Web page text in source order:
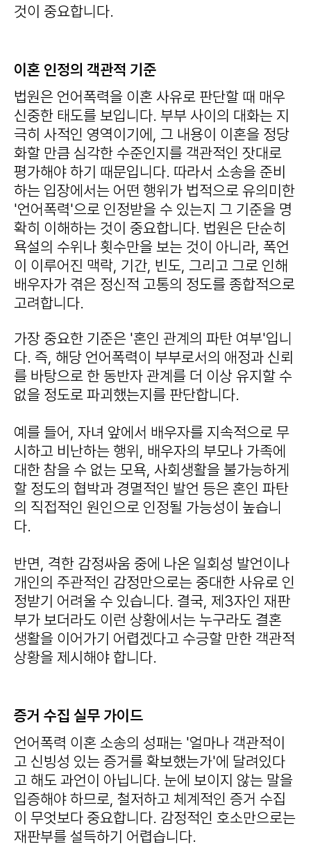
것이 중요합니다.
이혼 인정의 객관적 기준
법원은 언어폭력을 이혼 사유로 판단할 때 매우
신중한 태도를 보입니다. 부부 사이의 대화는 지
극히 사적인 영역이기에, 그 내용이 이혼을 정당
화할 만큼 심각한 수준인지를 객관적인 잣대로
평가해야 하기 때문입니다. 따라서 소송을 준비
하는 입장에서는 어떤 행위가 법적으로 유의미한
'언어폭력'으로 인정받을 수 있는지 그 기준을 명
확히 이해하는 것이 중요합니다. 법원은 단순히
욕설의 수위나 횟수만을 보는 것이 아니라, 폭언
이 이루어진 맥락, 기간, 빈도, 그리고 그로 인해
배우자가 겪은 정신적 고통의 정도를 종합적으로
고려합니다.
가장 중요한 기준은 '혼인 관계의 파탄 여부'입니
다. 즉, 해당 언어폭력이 부부로서의 애정과 신뢰
를 바탕으로 한 동반자 관계를 더 이상 유지할 수
없을 정도로 파괴했는지를 판단합니다.
예를 들어, 자녀 앞에서 배우자를 지속적으로 무
시하고 비난하는 행위, 배우자의 부모나 가족에
대한 참을 수 없는 모욕, 사회생활을 불가능하게
할 정도의 협박과 경멸적인 발언 등은 혼인 파탄
의 직접적인 원인으로 인정될 가능성이 높습니
다.
반면, 격한 감정싸움 중에 나온 일회성 발언이나
개인의 주관적인 감정만으로는 중대한 사유로 인
정받기 어려울 수 있습니다. 결국, 제3자인 재판
부가 보더라도 이런 상황에서는 누구라도 결혼
생활을 이어가기 어렵겠다고 수긍할 만한 객관적
상황을 제시해야 합니다.
증거 수집 실무 가이드
언어폭력 이혼 소송의 성패는 '얼마나 객관적이
고 신빙성 있는 증거를 확보했는가'에 달려있다
고 해도 과언이 아닙니다. 눈에 보이지 않는 말을
입증해야 하므로, 철저하고 체계적인 증거 수집
이 무엇보다 중요합니다. 감정적인 호소만으로는
재판부를 설득하기 어렵습니다.